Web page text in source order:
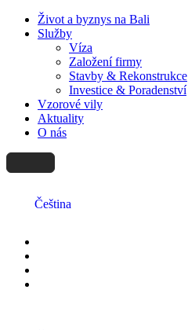
Život a byznys na Bali
Služby
Víza
Založení firmy
Stavby & Rekonstrukce
Investice & Poradenství
Vzorové vily
Aktuality
O nás
Čeština